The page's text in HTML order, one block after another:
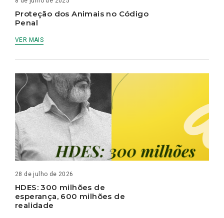
Proteção dos Animais no Código
Penal
VER MAIS
28 de julho de 2026
HDES: 300 milhões de
esperança, 600 milhões de
realidade